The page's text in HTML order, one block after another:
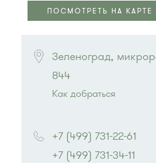
ПОСМОТРЕТЬ НА КАРТЕ
Зеленоград,
844
Как добраться
Автобусы № 2, 3, 9, 11, 19,
Маршрутка № 409м, 419м
или до остановки
+7 (499) 731-22-61
+7 (499) 731-34-11